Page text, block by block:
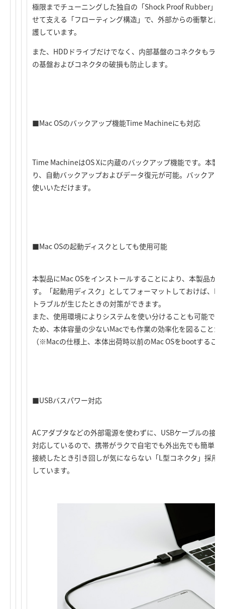
極限までチューニングした独自の「Shock Proof Rubber」
せて支える「フローティング構造」で、外部からの衝撃と
護しています。
また、HDDドライブだけでなく、内部基盤のコネクタもラ
の基盤およびコネクタの破損も防止します。
■Mac OSのバックアップ機能Time Machineにも対応
Time MachineはOS Xに内蔵のバックアップ機能です。本製
り、自動バックアップおよびデータ復元が可能。バックア
使いいただけます。
■Mac OSの起動ディスクとしても使用可能
本製品にMac OSをインストールすることにより、本製品か
す。「起動用ディスク」としてフォーマットしておけば、
トラブルが生じたときの対策ができます。
また、使用環境によりシステムを使い分けることも可能で
ため、本体容量の少ないMacでも作業の効率化を図ることが
（※Macの仕様上、本体出荷時以前のMac OSをbootするこ
■USBバスパワー対応
ACアダプタなどの外部電源を使わずに、USBケーブルの接
対応しているので、携帯がラクで自宅でも外出先でも簡単
接続したとき引き回しが気にならない「L型コネクタ」採用
しています。